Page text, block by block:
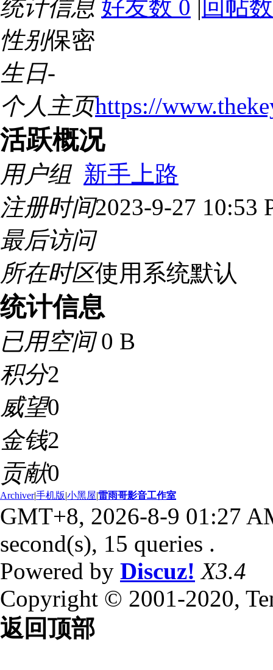
统计信息 好友数 0 | 回帖
性别保密
生日-
个人主页https://
活跃概况
用户组 新手上路
注册时间2023-9-27 10:53
最后访问
所在时区使用系统默认
统计信息
已用空间0 B
积分2
威望0
金钱2
贡献0
Archiver|手机版|小黑屋|雷雨哥影音工作室
GMT+8, 2026-8-9 01:27
second(s), 15 queries .
Powered by Discuz! X3.4
Copyright © 2001-2020,
返回顶部